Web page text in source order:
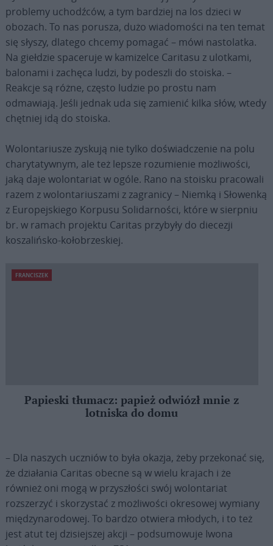
problemy uchodźców, a tym bardziej na los dzieci w
obozach. To nas porusza, dużo wiadomości na ten temat
się słyszy, dlatego chcemy pomagać – mówi nastolatka.
Na giełdzie spaceruje w kamizelce Caritasu z ulotkami,
balonami i zachęca ludzi, by podeszli do stoiska. –
Reakcje są różne, często ludzie po prostu nam
odmawiają. Jeśli jednak uda się zamienić kilka słów, wtedy
chętniej idą do stoiska.
Wolontariusze zyskują nie tylko doświadczenie na polu
charytatywnym, ale też lepsze rozumienie możliwości,
jaką daje wolontariat w ogóle. Rano na stoisku pracowali
razem z wolontariuszami z zagranicy – Niemką i Słowenką
z Europejskiego Korpusu Solidarności, które w sierpniu
br. w ramach projektu Caritas przybyły do diecezji
koszalińsko-kołobrzeskiej.
FRANCISZEK
Papieski tłumacz: papież odwiózł mnie z
lotniska do domu
– Dla naszych uczniów to była okazja, żeby przekonać się,
że działania Caritas obecne są w wielu krajach i że
również oni mogą w przyszłości swój wolontariat
rozszerzyć i skorzystać z możliwości okresowej wymiany
międzynarodowej. To bardzo otwiera młodych, i to też
jest atut tej dzisiejszej akcji – podsumowuje Iwona